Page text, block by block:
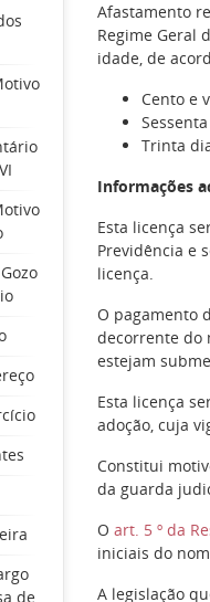
de
Afastamento
Regime Geral
idade, de
Cento e
Trinta
Informações
Esta licença
Previdência e
licença.
O pagamento
decorrente do
estejam
Esta licença
adoção, cuja
Constitui
da guarda
O art. 5 º da
iniciais do
A legislação